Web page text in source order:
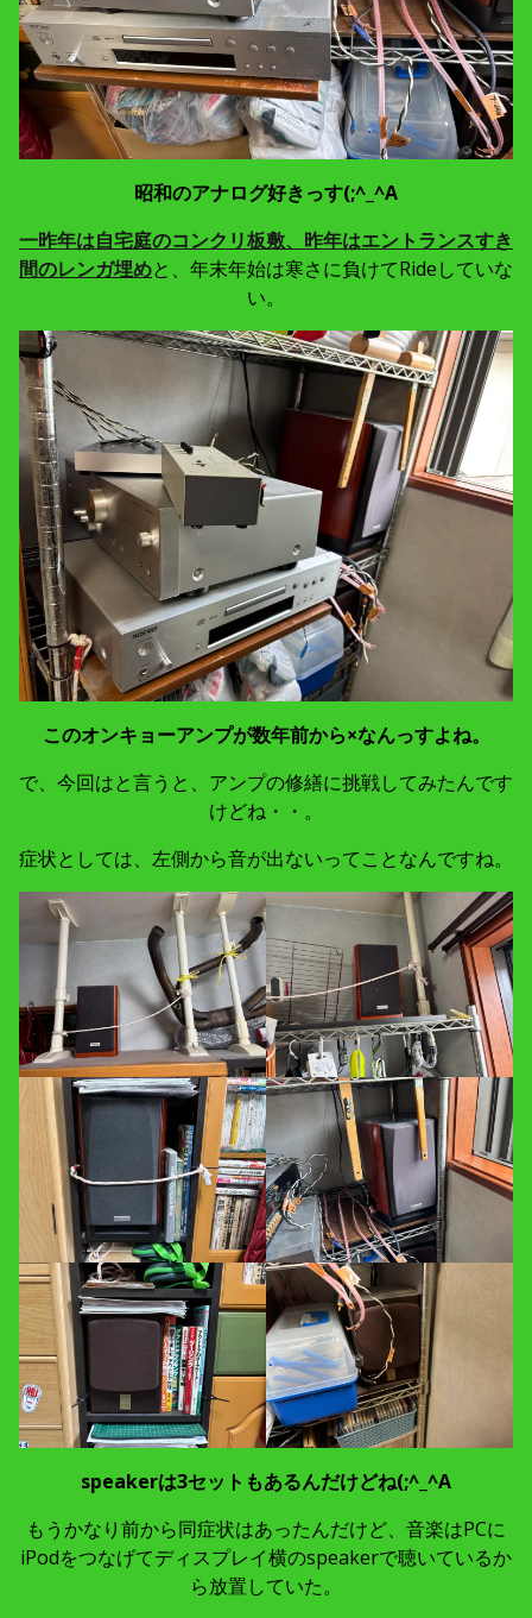
昭和のアナログ好きっす(;^_^A
一昨年は自宅庭のコンクリ板敷、昨年はエントランスすき
間のレンガ埋めと、年末年始は寒さに負けてRideしていな
い。
このオンキョーアンプが数年前から×なんっすよね。
で、今回はと言うと、アンプの修繕に挑戦してみたんです
けどね・・。
症状としては、左側から音が出ないってことなんですね。
speakerは3セットもあるんだけどね(;^_^A
もうかなり前から同症状はあったんだけど、音楽はPCに
iPodをつなげてディスプレイ横のspeakerで聴いているか
ら放置していた。